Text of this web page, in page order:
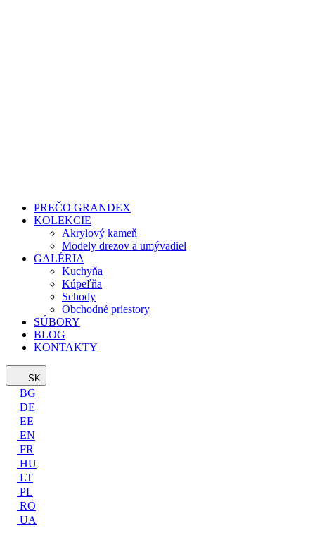
PREČO GRANDEX
KOLEKCIE
Akrylový kameň
Modely drezov a umývadiel
GALÉRIA
Kuchyňa
Kúpeľňa
Schody
Obchodné priestory
SÚBORY
BLOG
KONTAKTY
SK
BG
DE
EE
EN
FR
HU
LT
PL
RO
UA